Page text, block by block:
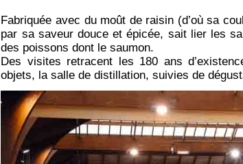
Fabriquée avec du moût de raisin (d’où sa
par sa saveur douce et épicée, sait lier les
des poissons dont le saumon.
Des visites retracent les 180 ans
objets, la salle de distillation, suivies de